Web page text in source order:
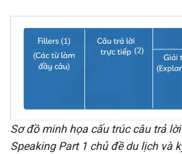
Sơ đồ minh họa cấu trúc câu trả
Speaking Part 1 chủ đề du lịch và